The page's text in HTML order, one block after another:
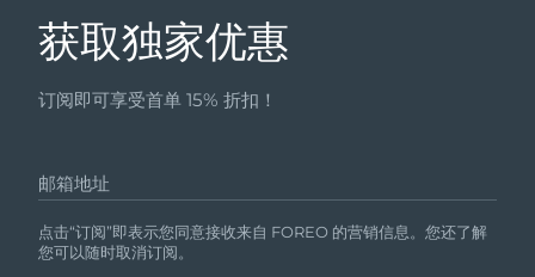
获取独家优惠
订阅即可享受首单 15% 折扣！
邮箱地址
点击“订阅”即表示您同意接收来自 FOREO 的营销信息。您还了解
您可以随时取消订阅。